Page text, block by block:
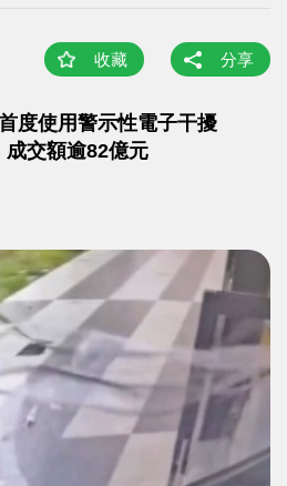
收藏 分享
度使用警示性電子干擾
成交額逾82億元